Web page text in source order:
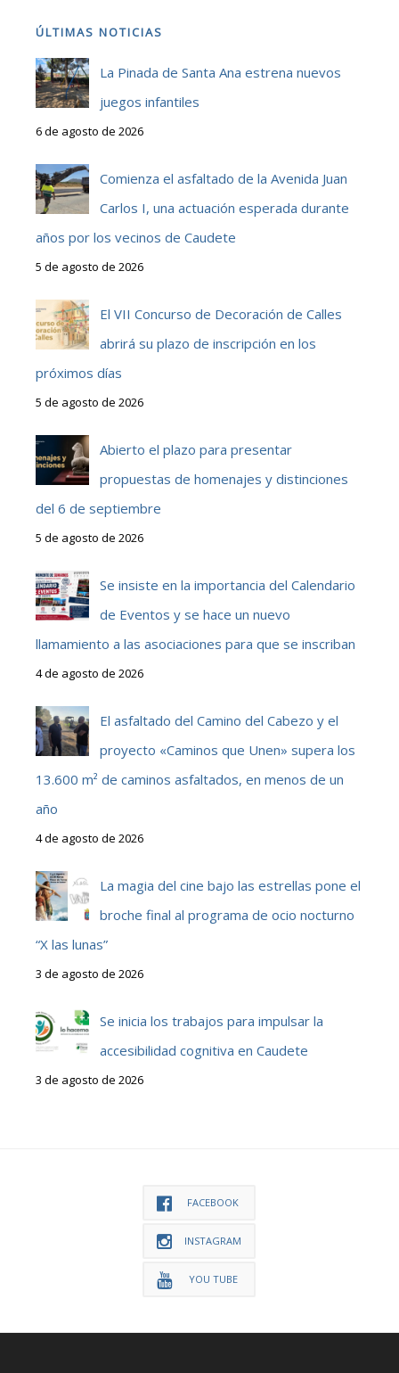
ÚLTIMAS NOTICIAS
La Pinada de Santa Ana estrena nuevos
juegos infantiles
6 de agosto de 2026
Comienza el asfaltado de la Avenida Juan
Carlos I, una actuación esperada durante
años por los vecinos de Caudete
5 de agosto de 2026
El VII Concurso de Decoración de Calles
abrirá su plazo de inscripción en los
próximos días
5 de agosto de 2026
Abierto el plazo para presentar
propuestas de homenajes y distinciones
del 6 de septiembre
5 de agosto de 2026
Se insiste en la importancia del Calendario
de Eventos y se hace un nuevo
llamamiento a las asociaciones para que se inscriban
4 de agosto de 2026
El asfaltado del Camino del Cabezo y el
proyecto «Caminos que Unen» supera los
13.600 m² de caminos asfaltados, en menos de un
año
4 de agosto de 2026
La magia del cine bajo las estrellas pone el
broche final al programa de ocio nocturno
“X las lunas”
3 de agosto de 2026
Se inicia los trabajos para impulsar la
accesibilidad cognitiva en Caudete
3 de agosto de 2026
FACEBOOK
INSTAGRAM
YOU TUBE